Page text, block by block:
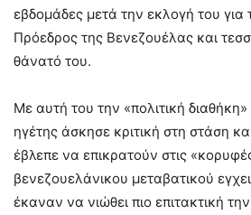
εβδομάδες μετά την εκλογή του
Πρόεδρος της Βενεζουέλας και
θάνατό του.
Με αυτή του την «πολιτική
ηγέτης άσκησε κριτική στη στάση
έβλεπε να επικρατούν στις
βενεζουελάνικου μεταβατικού
έκαναν να νιώθει πιο επιτακτική